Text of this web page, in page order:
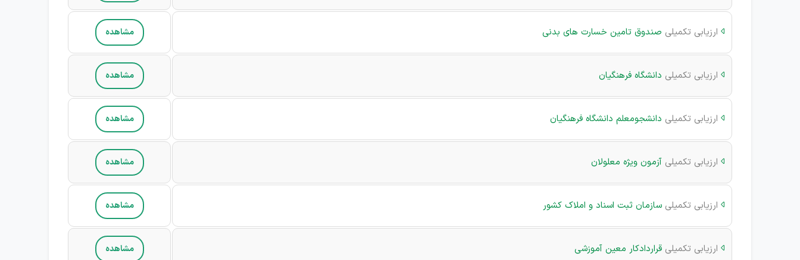
 ارزیابی تکمیلی صندوق تامین خسارت های بدنی مشاهده
 ارزیابی تکمیلی دانشگاه فرهنگیان مشاهده
 ارزیابی تکمیلی دانشجومعلم دانشگاه فرهنگیان مشاهده
 ارزیابی تکمیلی آزمون ویژه معلولان مشاهده
 ارزیابی تکمیلی سازمان ثبت اسناد و املاک کشور مشاهده
 ارزیابی تکمیلی قراردادکار معین آموزشی مشاهده